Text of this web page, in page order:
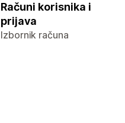
Računi korisnika i
prijava
Izbornik računa